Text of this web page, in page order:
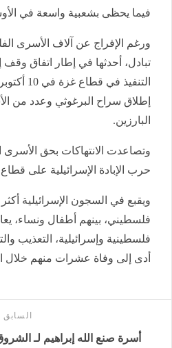
فيما يحظى بشعبية واسعة في
ورغم الإفراج عن آلاف الأسرى
تبادل، أحدثها في إطار اتفاق وقف
التنفيذ
إطلاق سراح البرغوثي وعدد من
البارزين.
وتصاعدت الانتهاكات بحق الأسرى
حرب الإبادة الإسرائيلية على قطاع
فلسطيني، بينهم أطفال ونساء،
فلسطينية وإسرائيلية، التعذيب
أدى إلى وفاة عشرات منهم خلال
السابق
أسرة صنع الله إبراهيم لـ